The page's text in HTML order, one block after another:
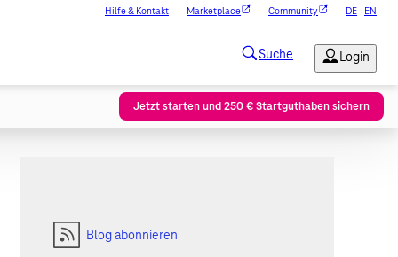
Hilfe & Kontakt Marketplace Community DE EN
Jetzt starten und 250 € Startguthaben sichern
Blog abonnieren